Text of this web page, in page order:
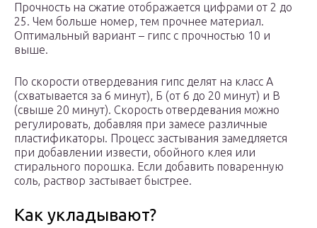
Прочность на сжатие отображается цифрами от 2 до
25. Чем больше номер, тем прочнее материал.
Оптимальный вариант – гипс с прочностью 10 и
выше.
По скорости отвердевания гипс делят на класс А
(схватывается за 6 минут), Б (от 6 до 20 минут) и В
(свыше 20 минут). Скорость отвердевания можно
регулировать, добавляя при замесе различные
пластификаторы. Процесс застывания замедляется
при добавлении извести, обойного клея или
стирального порошка. Если добавить поваренную
соль, раствор застывает быстрее.
Как укладывают?